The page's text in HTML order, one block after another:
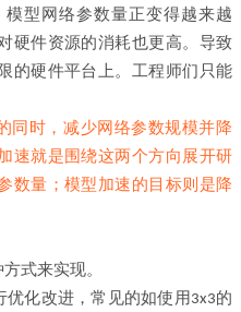
型网络参数量正变得越来越
硬件资源的消耗也更高。导致
的硬件平台上。工程师们只能
同时，减少网络参数规模并降
速就是围绕这两个方向展开研
数量；模型加速的目标则是降
式来实现。
化改进，常见的如使用 3x3的